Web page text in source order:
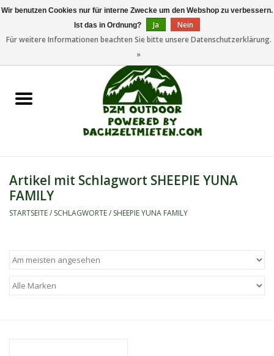
Dachzeltanhänger
Camping/Outdoor
Marken
Artikel mit Schlagwort SHEEPIE YUNA
FAMILY
STARTSEITE/ SCHLAGWORTE/ SHEEPIE YUNA FAMILY
Wir benutzen Cookies nur für interne Zwecke um den Webshop zu verbessern.
Ist das in Ordnung?
Ja
Nein
Für weitere Informationen beachten Sie bitte unsere Datenschutzerklärung.
»